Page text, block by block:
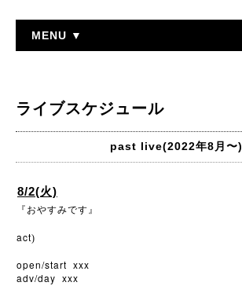
MENU ▼
ライブスケジュール
past live(2022年8月〜)
8/2(火)
『おやすみです』
act)
open/start xxx
adv/day xxx